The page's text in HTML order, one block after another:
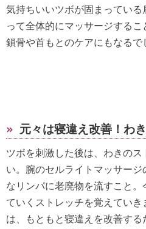
気持ちいいツボが固まってい
って全体的にマッサージする
鎖骨や首もとのケアにもなるで
» 元々は寝違え改善！わ
ツボを刺激した後は、わきのス
い。腕のセルライトマッサー
なリンパに老廃物を流すこと
ていくストレッチを覚えてい
は、もともと寝違えを改善す